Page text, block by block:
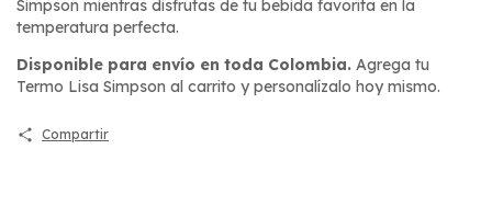
Simpson mientras disfrutas de tu bebida favorita en la
temperatura perfecta.
Disponible para envío en toda Colombia. Agrega tu
Termo Lisa Simpson al carrito y personalízalo hoy mismo.
Compartir